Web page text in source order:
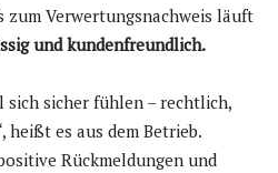
zum Verwertungsnachweis läuft
und kundenfreundlich.
sich sicher fühlen – rechtlich,
es aus dem Betrieb.
Rückmeldungen und